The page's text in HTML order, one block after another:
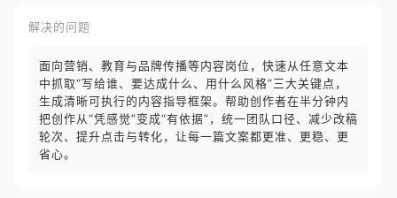
解决的问题
面向营销、教育与品牌传播等内容岗位，快速从任意文本
中抓取“写给谁、要达成什么、用什么风格”三大关键点，
生成清晰可执行的内容指导框架。帮助创作者在半分钟内
把创作从“凭感觉”变成“有依据”，统一团队口径、减少改稿
轮次、提升点击与转化，让每一篇文案都更准、更稳、更
省心。